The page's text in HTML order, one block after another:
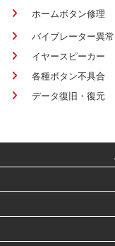
ホームボタン修理
バイブレーター異常
イヤースピーカー
各種ボタン不具合
データ復旧・復元